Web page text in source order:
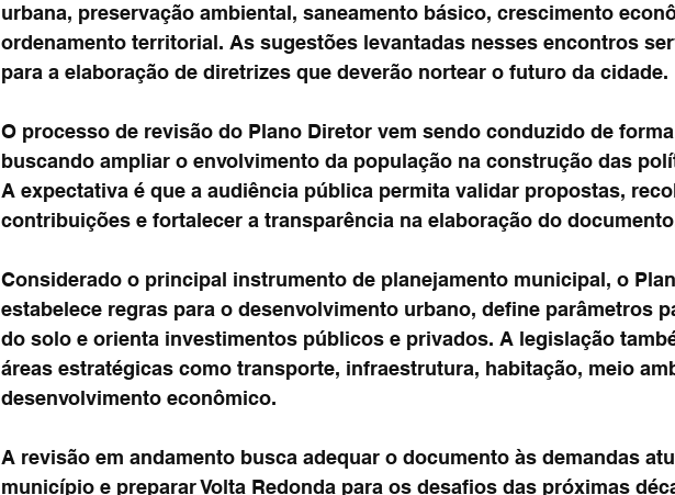
urbana, preservação ambiental, saneamento básico, crescimento
ordenamento territorial. As sugestões levantadas nesses encontros
para a elaboração de diretrizes que deverão nortear o futuro da cidade.
O processo de revisão do Plano Diretor vem sendo conduzido de
buscando ampliar o envolvimento da população na construção das
A expectativa é que a audiência pública permita validar propostas,
contribuições e fortalecer a transparência na elaboração do
Considerado o principal instrumento de planejamento municipal, o
estabelece regras para o desenvolvimento urbano, define parâmetros
do solo e orienta investimentos públicos e privados. A legislação
áreas estratégicas como transporte, infraestrutura, habitação, meio
desenvolvimento econômico.
A revisão em andamento busca adequar o documento às demandas
município e preparar Volta Redonda para os desafios das próximas